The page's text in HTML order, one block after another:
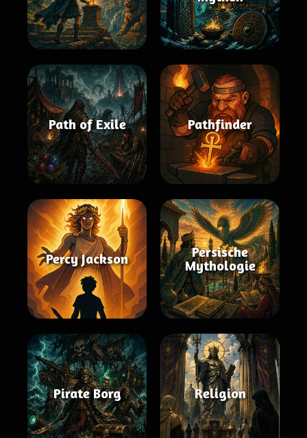
Path of Exile Pathfinder
Percy Jackson
Persische
Mythologie
Pirate Borg Religion